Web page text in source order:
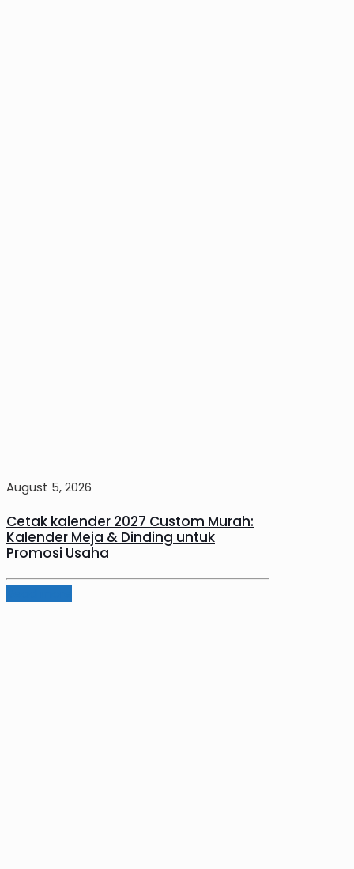
August 5, 2026
Cetak kalender 2027 Custom Murah:
Kalender Meja & Dinding untuk
Promosi Usaha